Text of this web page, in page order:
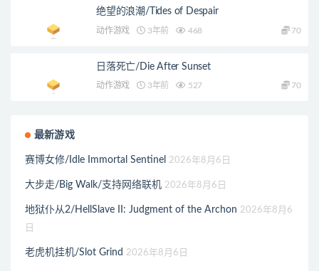
绝望的浪潮/Tides of Despair
动作游戏 3年前 468 70
日落死亡/Die After Sunset
动作游戏 3年前 527 70
最新游戏
赛博女修/Idle Immortal Sentinel 2026年8月6日
大步走/Big Walk/支持网络联机 2026年8月6日
地狱仆从2/HellSlave II: Judgment of the Archon 2026年8月6
日
老虎机挂机/Slot Grind 2026年8月6日